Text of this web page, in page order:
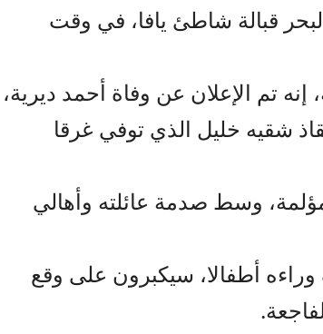
قبالة شاطئ يافا، في وقت
تم الإعلان عن وفاة أحمد ديرية،
شقيه خليل الذي توفي غرقا
وسط صدمة عائلته وأهالي
أطفالا، سيكبرون على وقع